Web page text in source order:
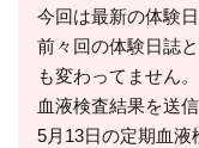
今回は最新の体験
前々回の体験日誌
も変わってません。
血液検査結果を送
5月13日の定期血液